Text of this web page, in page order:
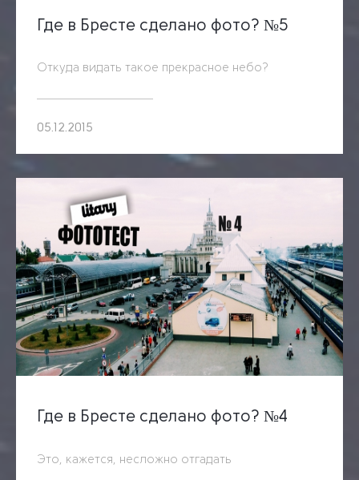
Где в Бресте сделано фото? №5
Откуда видать такое прекрасное небо?
05.12.2015
Где в Бресте сделано фото? №4
Это, кажется, несложно отгадать